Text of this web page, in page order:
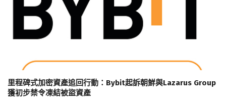
里程碑式加密資產追回行動：Bybit起訴朝鮮與Lazarus Group
獲初步禁令凍結被盜資產